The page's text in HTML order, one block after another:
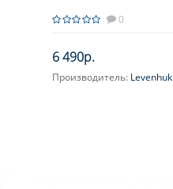
0
6 490р.
Производитель: Levenhuk